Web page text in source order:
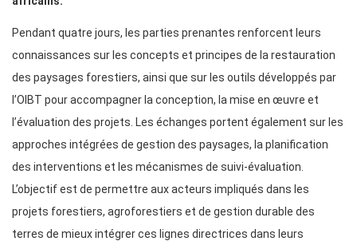
Pendant quatre jours, les parties prenantes renforcent leurs
connaissances sur les concepts et principes de la restauration
des paysages forestiers, ainsi que sur les outils développés par
l’OIBT pour accompagner la conception, la mise en œuvre et
l’évaluation des projets. Les échanges portent également sur les
approches intégrées de gestion des paysages, la planification
des interventions et les mécanismes de suivi-évaluation.
L’objectif est de permettre aux acteurs impliqués dans les
projets forestiers, agroforestiers et de gestion durable des
terres de mieux intégrer ces lignes directrices dans leurs